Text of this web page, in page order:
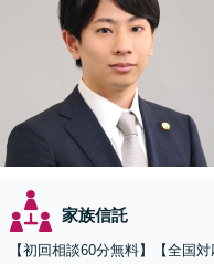
家族信託
【初回相談60分無料】【全国